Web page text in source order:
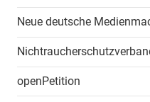
Neue deutsche
openPetition